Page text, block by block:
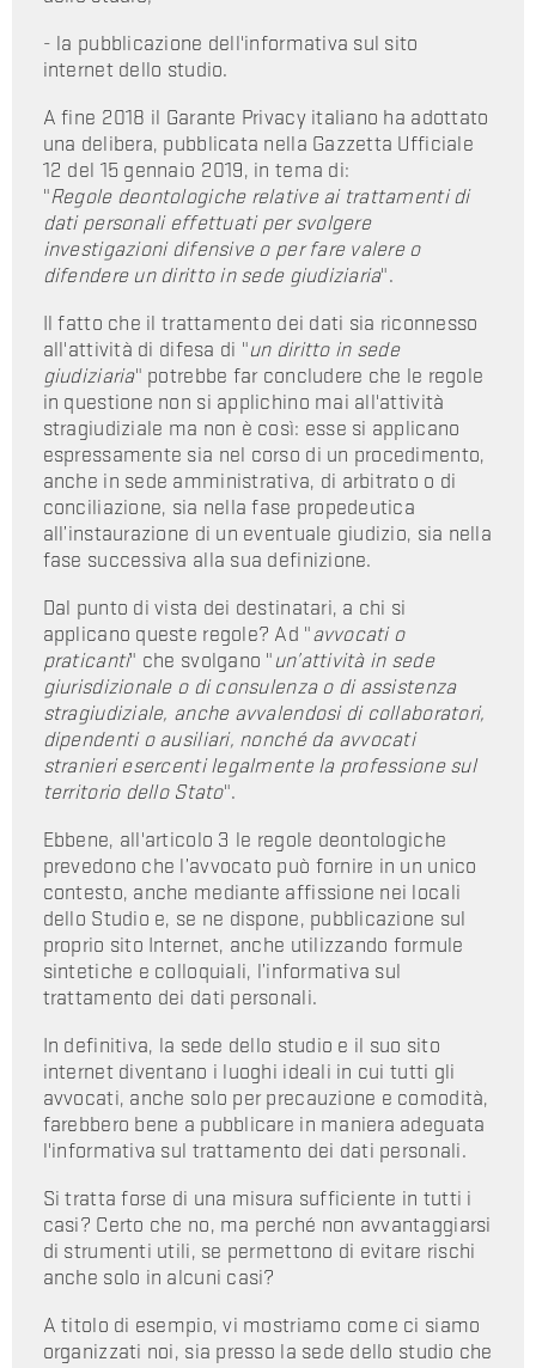
- la pubblicazione dell'informativa sul sito
internet dello studio.
A fine 2018 il Garante Privacy italiano ha adottato
una delibera, pubblicata nella Gazzetta Ufficiale
12 del 15 gennaio 2019, in tema di:
"Regole deontologiche relative ai trattamenti di
dati personali effettuati per svolgere
investigazioni difensive o per fare valere o
difendere un diritto in sede giudiziaria".
Il fatto che il trattamento dei dati sia riconnesso
all'attività di difesa di "un diritto in sede
giudiziaria" potrebbe far concludere che le regole
in questione non si applichino mai all'attività
stragiudiziale ma non è così: esse si applicano
espressamente sia nel corso di un procedimento,
anche in sede amministrativa, di arbitrato o di
conciliazione, sia nella fase propedeutica
all’instaurazione di un eventuale giudizio, sia nella
fase successiva alla sua definizione.
Dal punto di vista dei destinatari, a chi si
applicano queste regole? Ad "avvocati o
praticanti" che svolgano "un’attività in sede
giurisdizionale o di consulenza o di assistenza
stragiudiziale, anche avvalendosi di collaboratori,
dipendenti o ausiliari, nonché da avvocati
stranieri esercenti legalmente la professione sul
territorio dello Stato".
Ebbene, all'articolo 3 le regole deontologiche
prevedono che l’avvocato può fornire in un unico
contesto, anche mediante affissione nei locali
dello Studio e, se ne dispone, pubblicazione sul
proprio sito Internet, anche utilizzando formule
sintetiche e colloquiali, l’informativa sul
trattamento dei dati personali.
In definitiva, la sede dello studio e il suo sito
internet diventano i luoghi ideali in cui tutti gli
avvocati, anche solo per precauzione e comodità,
farebbero bene a pubblicare in maniera adeguata
l'informativa sul trattamento dei dati personali.
Si tratta forse di una misura sufficiente in tutti i
casi? Certo che no, ma perché non avvantaggiarsi
di strumenti utili, se permettono di evitare rischi
anche solo in alcuni casi?
A titolo di esempio, vi mostriamo come ci siamo
organizzati noi, sia presso la sede dello studio che